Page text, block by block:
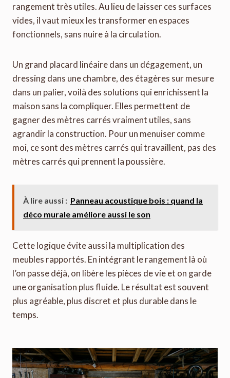
rangement très utiles. Au lieu de laisser ces surfaces
vides, il vaut mieux les transformer en espaces
fonctionnels, sans nuire à la circulation.
Un grand placard linéaire dans un dégagement, un
dressing dans une chambre, des étagères sur mesure
dans un palier, voilà des solutions qui enrichissent la
maison sans la compliquer. Elles permettent de
gagner des mètres carrés vraiment utiles, sans
agrandir la construction. Pour un menuiser comme
moi, ce sont des mètres carrés qui travaillent, pas des
mètres carrés qui prennent la poussière.
À lire aussi : Panneau acoustique bois : quand la
déco murale améliore aussi le son
Cette logique évite aussi la multiplication des
meubles rapportés. En intégrant le rangement là où
l’on passe déjà, on libère les pièces de vie et on garde
une organisation plus fluide. Le résultat est souvent
plus agréable, plus discret et plus durable dans le
temps.